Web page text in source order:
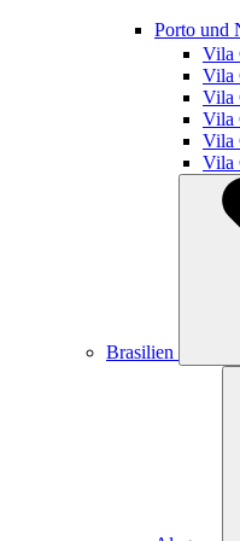
Porto und
Vila
Vila
Vila
Vila
Vila
Vila
Brasilien